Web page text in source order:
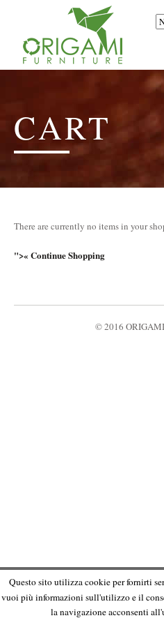
CART
There are currently no items in your
">« Continue Shopping
© 2016
Questo sito utilizza cookie per fornirti
vuoi più informazioni sull'utilizzo e il
la navigazione acconsenti